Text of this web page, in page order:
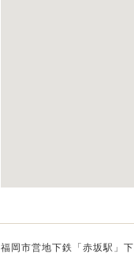
福岡市営地下鉄「赤坂駅」